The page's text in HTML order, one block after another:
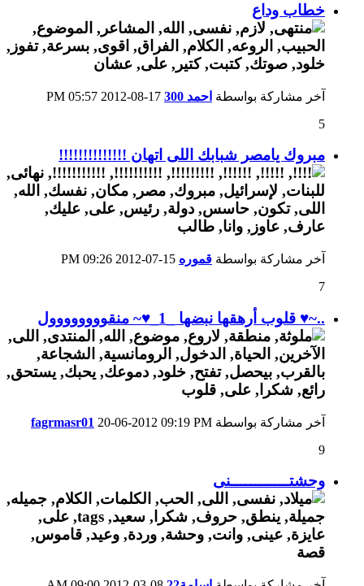
خطاب وداع
آخر مشاركة بواسطة احمد 300
05:57 PM
5
مبروك يامصر شبابك اللى اتهان !!!!!!!!!!!!!!
آخر مشاركة بواسطة قموره
09:26 PM
7
..~♥ قلوب أرهقها نبضها _1_♥~ منقوووووووول
آخر مشاركة بواسطة fagrmasr01 20-06-2012 09:19 PM
9
وحشتــــــــــــنى